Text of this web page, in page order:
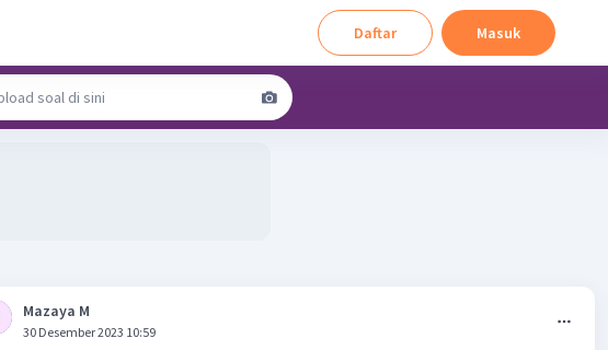
Daftar Masuk
Mazaya M
30 Desember 2023 10:59